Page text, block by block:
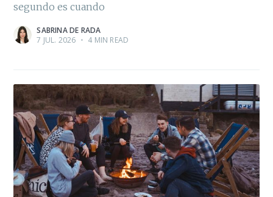
segundo es cuando
SABRINA DE RADA
7 JUL. 2026 • 4 MIN READ